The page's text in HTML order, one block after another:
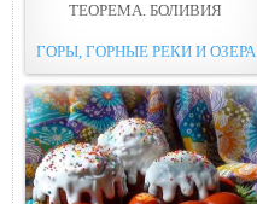
ТЕОРЕМА. БОЛИВИЯ
ГОРЫ, ГОРНЫЕ РЕКИ И ОЗЕРА